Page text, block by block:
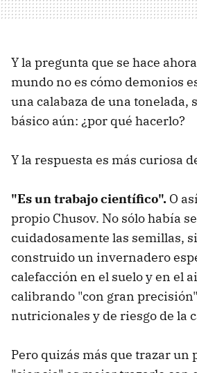
Y la pregunta que se hace
mundo no es cómo demonios
una calabaza de una tonelada,
básico aún: ¿por qué hacerlo?
Y la respuesta es más curiosa
"Es un trabajo científico". O así
propio Chusov. No sólo había
cuidadosamente las semillas,
construido un invernadero
calefacción en el suelo y en el
calibrando "con gran
nutricionales y de riesgo de la
Pero quizás más que trazar un